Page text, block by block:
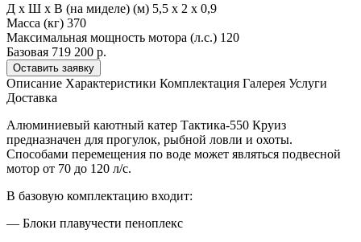
Д х Ш х В (на миделе) (м) 5,5 х 2 х 0,9
Масса (кг) 370
Максимальная мощность мотора (л.с.) 120
Базовая 719 200 р.
Оставить заявку
Описание Характеристики Комплектация Галерея Услуги
Доставка
Алюминиевый каютный катер Тактика-550 Круиз
предназначен для прогулок, рыбной ловли и охоты.
Способами перемещения по воде может являться подвесной
мотор от 70 до 120 л/с.
В базовую комплектацию входит:
— Блоки плавучести пеноплекс